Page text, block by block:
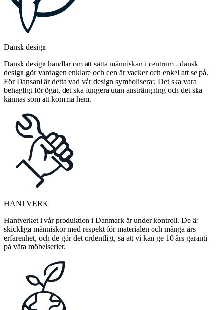
Dansk design
Dansk design handlar om att sätta människan i centrum - dansk
design gör vardagen enklare och den är vacker och enkel att se på.
För Dansani är detta vad vår design symboliserar. Det ska vara
behagligt för ögat, det ska fungera utan ansträngning och det ska
kännas som att komma hem.
HANTVERK
Hantverket i vår produktion i Danmark är under kontroll. De är
skickliga människor med respekt för materialen och många års
erfarenhet, och de gör det ordentligt, så att vi kan ge 10 års garanti
på våra möbelserier.